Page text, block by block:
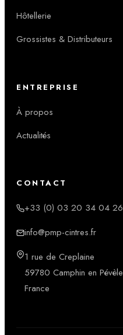
Hôtellerie
Grossistes & Distributeurs
ENTREPRISE
À propos
Actualités
CONTACT
+33 (0) 03 20 34 04 26
info@pmp-cintres.fr
1 rue de Creplaine
59780 Camphin en Pévèle
France